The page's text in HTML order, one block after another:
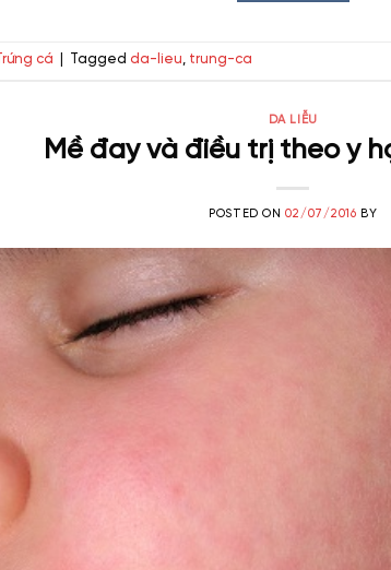
Trứng cá Tagged da-lieu, trung-ca
DA LIỄU
Mề đay và điều trị theo y
POSTED ON 02/07/2016 BY